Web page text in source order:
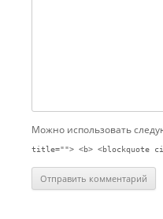
Можно использовать
title=""> <b> <blockquote